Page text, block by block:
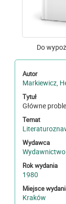
Do
Autor
Markiewicz,
Tytuł
Główne
Temat
Wydawca
Rok wydania
1980
Miejsce
Kraków